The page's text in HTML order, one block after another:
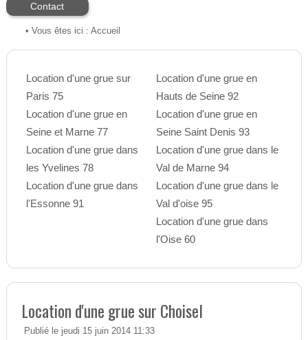
Contact
• Vous êtes ici : Accueil
Location d'une grue sur
Paris 75
Location d'une grue en
Seine et Marne 77
Location d'une grue dans
les Yvelines 78
Location d'une grue dans
l'Essonne 91
Location d'une grue en
Hauts de Seine 92
Location d'une grue en
Seine Saint Denis 93
Location d'une grue dans le
Val de Marne 94
Location d'une grue dans le
Val d'oise 95
Location d'une grue dans
l'Oise 60
Location d'une grue sur Choisel
Publié le jeudi 15 juin 2014 11:33